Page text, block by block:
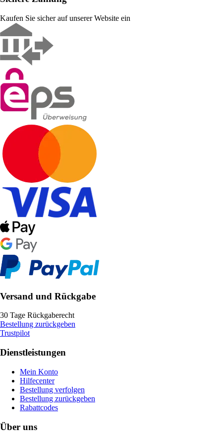
Kaufen Sie sicher auf unserer Website ein
Versand und Rückgabe
30 Tage Rückgaberecht
Bestellung zurückgeben
Trustpilot
Dienstleistungen
Mein Konto
Hilfecenter
Bestellung verfolgen
Bestellung zurückgeben
Rabattcodes
Über uns